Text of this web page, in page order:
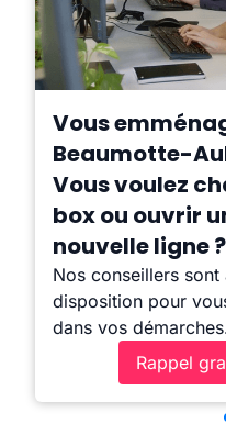
Vous
Beaumotte-
Vous voulez
box ou ouvrir
nouvelle ligne ?
Nos conseillers sont
disposition pour
dans vos
Rappel